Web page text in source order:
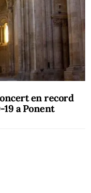
en record
a Ponent